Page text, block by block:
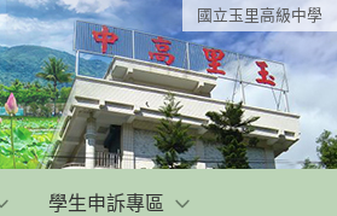
國立玉里高級中學
學生申訴專區